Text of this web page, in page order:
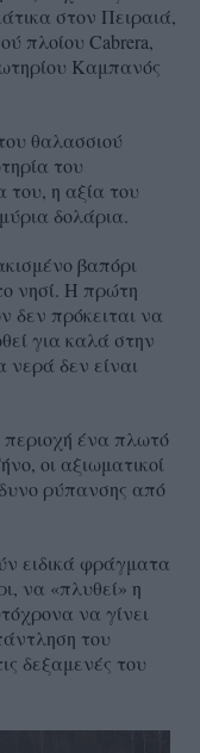
στον Πειραιά,
πλοίου Cabrera,
Καμπανός
θαλασσιού
του
του, η αξία του
δολάρια.
βαπόρι
νησί. Η πρώτη
δεν πρόκειται να
για καλά στην
νερά δεν είναι
περιοχή ένα πλωτό
οι αξιωματικοί
ρύπανσης από
ειδικά φράγματα
να «πλυθεί» η
να γίνει
του
δεξαμενές του